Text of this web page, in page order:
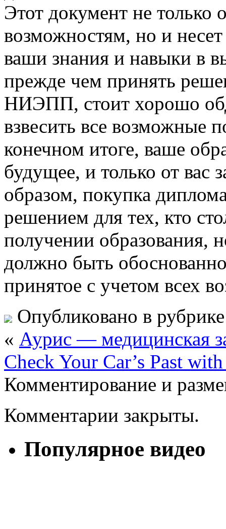
Этот документ не только
возможностям, но и несет
ваши знания и навыки в
прежде чем принять
НИЭПП, стоит хорошо
взвесить все возможные
конечном итоге, ваше
будущее, и только от вас
образом, покупка
решением для тех, кто
получении образования,
должно быть
принятое с учетом всех
Опубликовано в
« Аурис — медицинская
Check Your Car’s Past
Комментирование и
Комментарии закрыты.
Популярное видео